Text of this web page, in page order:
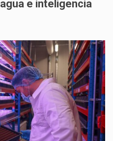
e inteligencia